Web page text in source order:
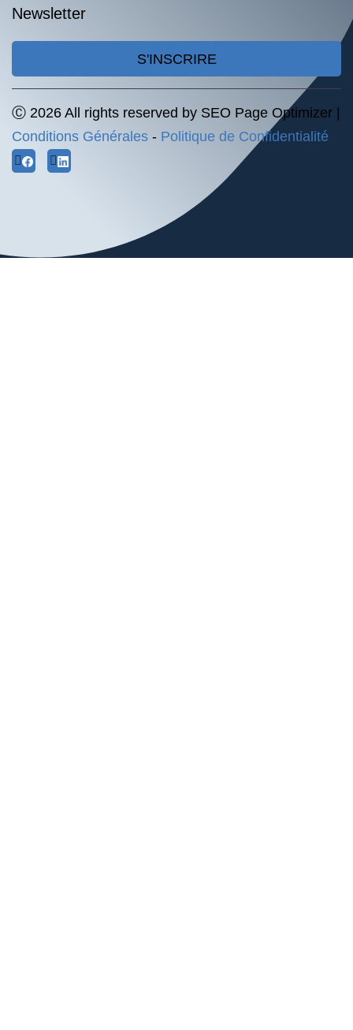
Newsletter
S'INSCRIRE
Ⓒ 2026 All rights reserved by SEO Page Optimizer |
Conditions Générales - Politique de Confidentialité